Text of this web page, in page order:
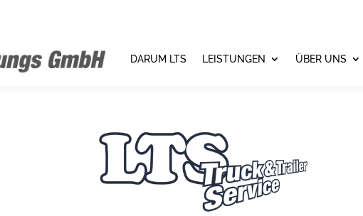
DARUM LTS LEISTUNGEN ÜBER UNS